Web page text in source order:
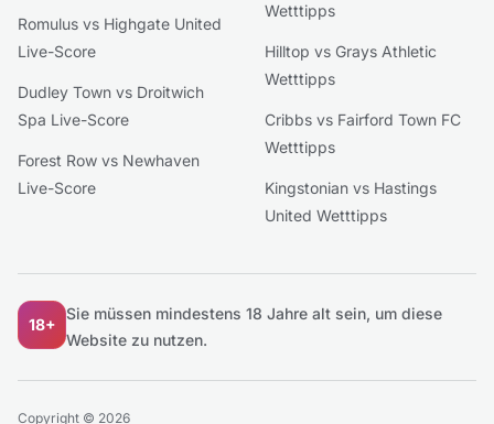
Romulus vs Highgate United
Live-Score
Dudley Town vs Droitwich
Spa Live-Score
Forest Row vs Newhaven
Live-Score
Wetttipps
Hilltop vs Grays Athletic
Wetttipps
Cribbs vs Fairford Town FC
Wetttipps
Kingstonian vs Hastings
United Wetttipps
18+
Sie müssen mindestens 18 Jahre alt sein, um diese
Website zu nutzen.
Copyright © 2026